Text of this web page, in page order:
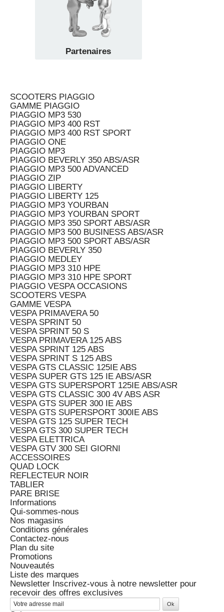
Partenaires
SCOOTERS PIAGGIO
GAMME PIAGGIO
PIAGGIO MP3 530
PIAGGIO MP3 400 RST
PIAGGIO MP3 400 RST SPORT
PIAGGIO ONE
PIAGGIO MP3
PIAGGIO BEVERLY 350 ABS/ASR
PIAGGIO MP3 500 ADVANCED
PIAGGIO ZIP
PIAGGIO LIBERTY
PIAGGIO LIBERTY 125
PIAGGIO MP3 YOURBAN
PIAGGIO MP3 YOURBAN SPORT
PIAGGIO MP3 350 SPORT ABS/ASR
PIAGGIO MP3 500 BUSINESS ABS/ASR
PIAGGIO MP3 500 SPORT ABS/ASR
PIAGGIO BEVERLY 350
PIAGGIO MEDLEY
PIAGGIO MP3 310 HPE
PIAGGIO MP3 310 HPE SPORT
PIAGGIO VESPA OCCASIONS
SCOOTERS VESPA
GAMME VESPA
VESPA PRIMAVERA 50
VESPA SPRINT 50
VESPA SPRINT 50 S
VESPA PRIMAVERA 125 ABS
VESPA SPRINT 125 ABS
VESPA SPRINT S 125 ABS
VESPA GTS CLASSIC 125IE ABS
VESPA SUPER GTS 125 IE ABS/ASR
VESPA GTS SUPERSPORT 125IE ABS/ASR
VESPA GTS CLASSIC 300 4V ABS ASR
VESPA GTS SUPER 300 IE ABS
VESPA GTS SUPERSPORT 300IE ABS
VESPA GTS 125 SUPER TECH
VESPA GTS 300 SUPER TECH
VESPA ELETTRICA
VESPA GTV 300 SEI GIORNI
ACCESSOIRES
QUAD LOCK
REFLECTEUR NOIR
TABLIER
PARE BRISE
Informations
Qui-sommes-nous
Nos magasins
Conditions générales
Contactez-nous
Plan du site
Promotions
Nouveautés
Liste des marques
Newsletter Inscrivez-vous à notre newsletter pour
recevoir des offres exclusives